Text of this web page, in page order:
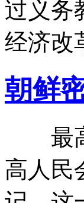
过义务
经济改
朝鲜
最高
高人民